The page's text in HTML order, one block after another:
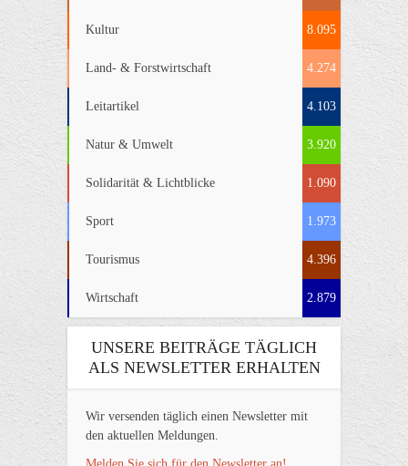
Kultur 8.095
Land- & Forstwirtschaft 4.274
Leitartikel 4.103
Natur & Umwelt 3.920
Solidarität & Lichtblicke 1.090
Sport 1.973
Tourismus 4.396
Wirtschaft 2.879
UNSERE BEITRÄGE TÄGLICH
ALS NEWSLETTER ERHALTEN
Wir versenden täglich einen Newsletter mit
den aktuellen Meldungen.